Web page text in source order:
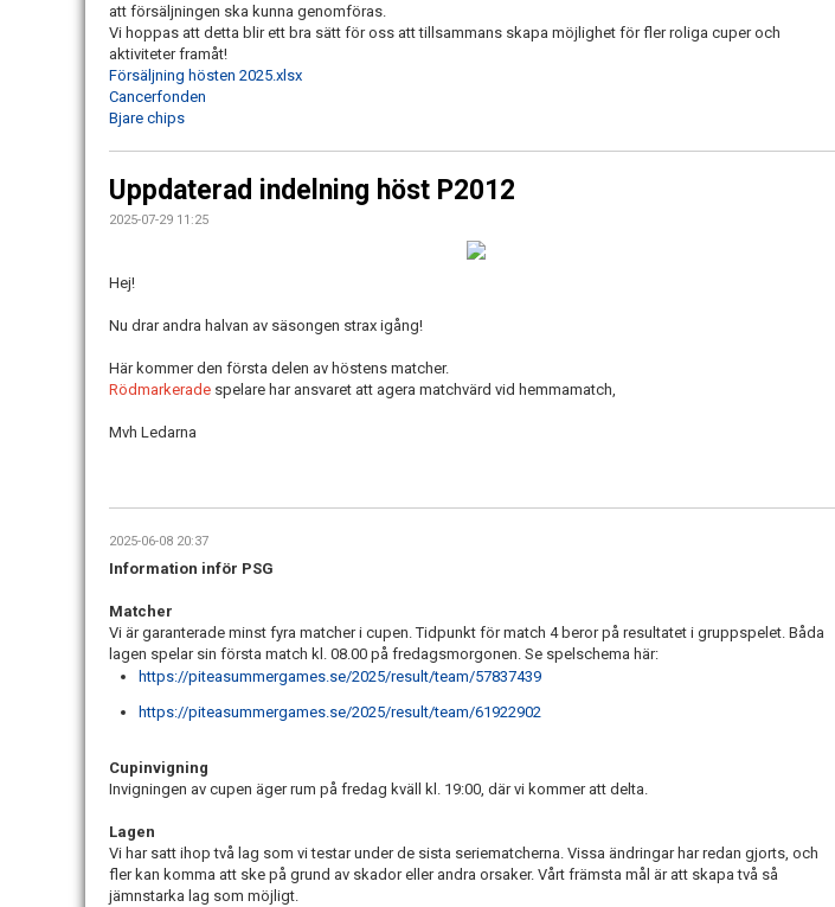
att försäljningen ska kunna genomföras.
Vi hoppas att detta blir ett bra sätt för oss att tillsammans skapa möjlighet för fler roliga cuper och
aktiviteter framåt!
Försäljning hösten 2025.xlsx
Cancerfonden
Bjare chips
Uppdaterad indelning höst P2012
2025-07-29 11:25
Hej!
Nu drar andra halvan av säsongen strax igång!
Här kommer den första delen av höstens matcher.
Rödmarkerade spelare har ansvaret att agera matchvärd vid hemmamatch,
Mvh Ledarna
2025-06-08 20:37
Information inför PSG
Matcher
Vi är garanterade minst fyra matcher i cupen. Tidpunkt för match 4 beror på resultatet i gruppspelet. Båda
lagen spelar sin första match kl. 08.00 på fredagsmorgonen. Se spelschema här:
https://piteasummergames.se/2025/result/team/57837439
https://piteasummergames.se/2025/result/team/61922902
Cupinvigning
Invigningen av cupen äger rum på fredag kväll kl. 19:00, där vi kommer att delta.
Lagen
Vi har satt ihop två lag som vi testar under de sista seriematcherna. Vissa ändringar har redan gjorts, och
fler kan komma att ske på grund av skador eller andra orsaker. Vårt främsta mål är att skapa två så
jämnstarka lag som möjligt.